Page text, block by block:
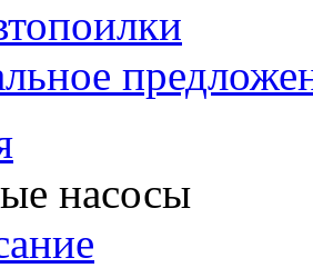
насосы